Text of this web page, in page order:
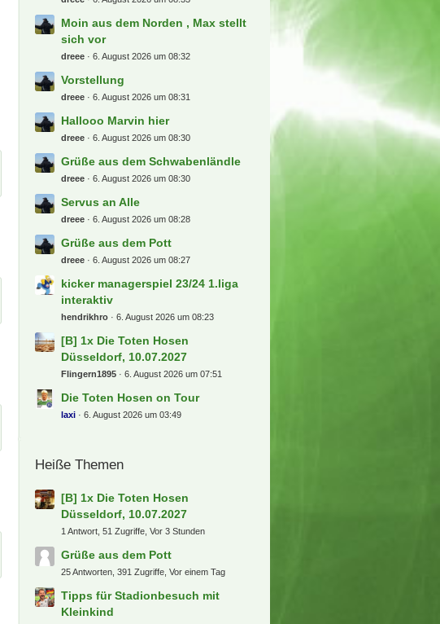
La Liga Tickets (Spanien)
spock 6. August 2026 um 09:16
(S) 2 x Shakira Madrid 03.10. oder
10.10 Sitzplatz
blackfire7 6. August 2026 um 09:03
Preussen Münster
kubaheinzi 6. August 2026 um 08:55
Hallo zusammen
Pat.B. 6. August 2026 um 08:47
Kino-Tipp-Fred
peksim 6. August 2026 um 08:44
Guten Tag
dreee 6. August 2026 um 08:34
Hallo
dreee 6. August 2026 um 08:33
Moin aus dem Norden , Max stellt
sich vor
dreee 6. August 2026 um 08:32
Vorstellung
dreee 6. August 2026 um 08:31
Hallooo Marvin hier
Grüße aus dem Schwabenländle
Servus an Alle
dreee 6. August 2026 um 08:28
dreee 6. August 2026 um 08:27
interaktiv
hendrikhro